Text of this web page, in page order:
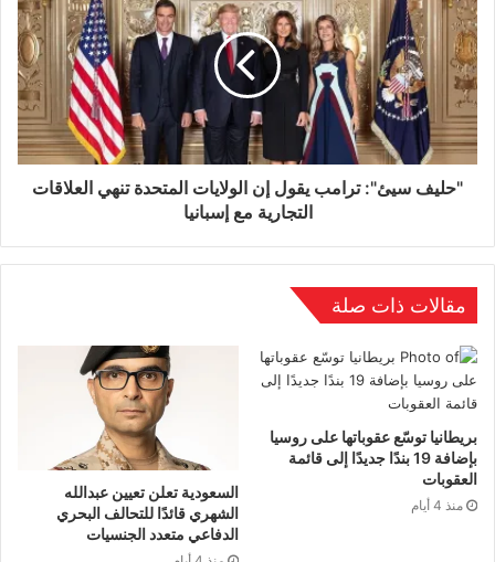
تقرير مصيرهم، مشددةً على أن الدنمارك دولةٌ ذات
سيادةٍ وتطالب باحترام سلامة أراضيها وسيادتها.
"حليف سيئ": ترامب يقول إن الولايات المتحدة تنهي العلاقات
التجارية مع إسبانيا
مقالات ذات صلة
بريطانيا توسّع عقوباتها على روسيا
بإضافة 19 بندًا جديدًا إلى قائمة
العقوبات
منذ 4 أيام
السعودية تعلن تعيين عبدالله
الشهري قائدًا للتحالف البحري
الدفاعي متعدد الجنسيات